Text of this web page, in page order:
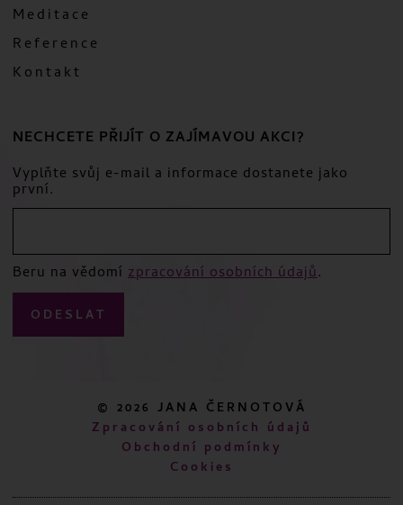
Meditace
Reference
Kontakt
NECHCETE PŘIJÍT O ZAJÍMAVOU AKCI?
Vyplňte svůj e-mail a informace dostanete jako
první.
Beru na vědomí zpracování osobních údajů.
ODESLAT
© 2026 JANA ČERNOTOVÁ
Zpracování osobních údajů
Obchodní podmínky
Cookies